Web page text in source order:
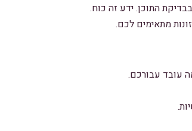
התוכן. ידע זה כוח.
מתאימים לכם.
עובד עבורכם.